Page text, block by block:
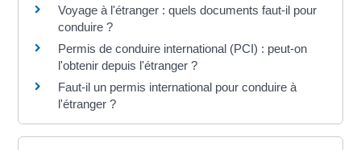
Voyage à l'étranger : quels documents faut-il pour
conduire ?
Permis de conduire international (PCI) : peut-on
l'obtenir depuis l'étranger ?
Faut-il un permis international pour conduire à
l'étranger ?